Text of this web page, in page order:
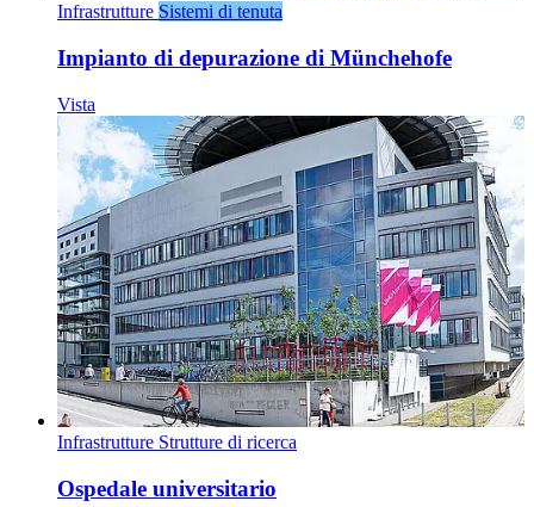
Infrastrutture Sistemi di tenuta
Impianto di depurazione di Münchehofe
Vista
Infrastrutture Strutture di ricerca
Ospedale universitario